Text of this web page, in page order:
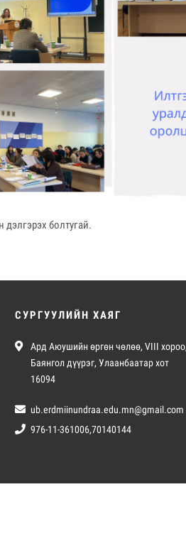
болтугай.
СУРГУУЛИЙН ХАЯГ
Ард Аюушийн өргөн чөлөө, VIII хороо,
Баянгол дүүрэг, Улаанбаатар хот
16094
ub.erdmiinundraa.edu.mn@gmail.com
976-11-361006,70140144